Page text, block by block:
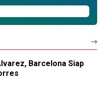
Barcelona Siap